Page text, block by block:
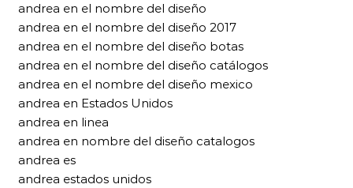
andrea en el nombre del diseño
andrea en el nombre del diseño 2017
andrea en el nombre del diseño botas
andrea en el nombre del diseño catálogos
andrea en el nombre del diseño mexico
andrea en Estados Unidos
andrea en linea
andrea en nombre del diseño catalogos
andrea es
andrea estados unidos